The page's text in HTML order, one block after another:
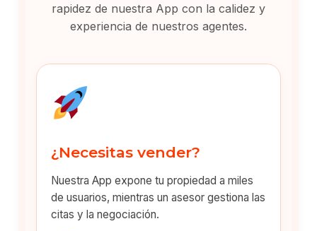
rapidez de nuestra App con la calidez y
experiencia de nuestros agentes.
¿Necesitas vender?
Nuestra App expone tu propiedad a miles
de usuarios, mientras un asesor gestiona las
citas y la negociación.